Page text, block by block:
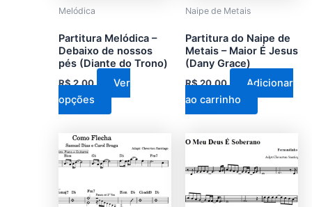
Melódica
Partitura Melódica –
Debaixo de nossos
pés (Diante do Trono)
R$2,00
Ver
opções
escolhidas
na
página
produto
Naipe de Metais
Partitura do Naipe de
Metais – Maior É Jesus
(Dany Grace)
R$20,00
Adicionar
ao carrinho
Este
produto
tem